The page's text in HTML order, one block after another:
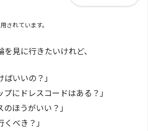
されています。
見に行きたいけれど、
ばいいの？」
プにドレスコードはある？」
のほうがいい？」
くべき？」